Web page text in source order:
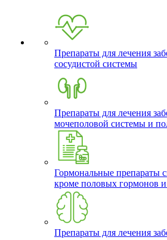
Препараты для лечения
сосудистой системы
Препараты для лечения
мочеполовой системы и
Гормональные препараты
кроме половых гормонов
Препараты для лечения